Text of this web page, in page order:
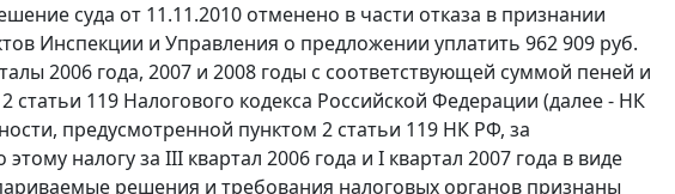
суда от 11.11.2010 отменено в части отказа в признании
Инспекции и Управления о предложении уплатить 962 909 руб.
2006 года, 2007 и 2008 годы с соответствующей суммой пеней и
статьи 119 Налогового кодекса Российской Федерации (далее - НК
предусмотренной пунктом 2 статьи 119 НК РФ, за
налогу за III квартал 2006 года и I квартал 2007 года в виде
решения и требования налоговых органов признаны